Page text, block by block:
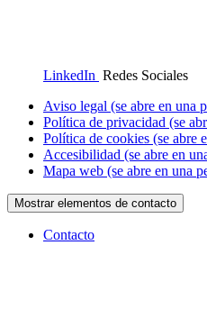
LinkedIn Redes Sociales
Aviso legal (se abre en una
Política de privacidad (se
Política de cookies (se abre
Accesibilidad (se abre en
Mapa web (se abre en una
Mostrar elementos de contacto
Contacto